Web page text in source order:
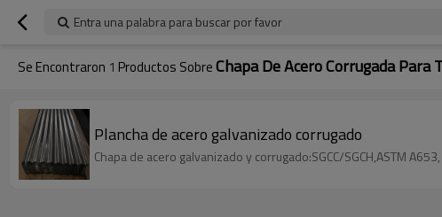
Entra una palabra para buscar por favor
Se Encontraron 1 Productos SobreChapa De Acero Corrugada Para
Plancha de acero galvanizado corrugado
Chapa de acero galvanizado y corrugado:SGCC/SGCH,ASTM